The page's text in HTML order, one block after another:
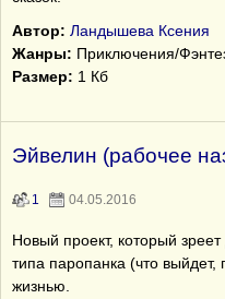
Автор: Ландышева Ксения
Жанры: Приключения/
Размер: 1 Кб
Эйвелин (рабочее
1 04.05.2016
Новый проект, который
типа паропанка (что
жизнью.